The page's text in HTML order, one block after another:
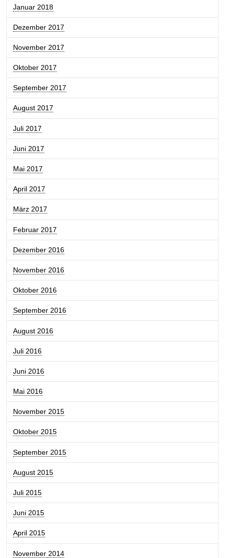
Januar 2018
Dezember 2017
November 2017
Oktober 2017
September 2017
August 2017
Juli 2017
Juni 2017
Mai 2017
April 2017
März 2017
Februar 2017
Dezember 2016
November 2016
Oktober 2016
September 2016
August 2016
Juli 2016
Juni 2016
Mai 2016
November 2015
Oktober 2015
September 2015
August 2015
Juli 2015
Juni 2015
April 2015
November 2014